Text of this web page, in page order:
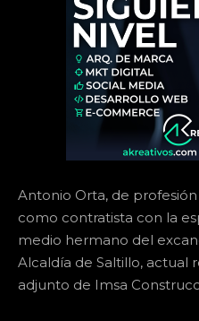
Antonio Orta, de
como contratista con la
medio hermano del
Alcaldía de Saltillo, actual
adjunto de Imsa